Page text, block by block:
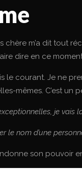
chère m’a dit tout
dire en ce
le courant. Je ne
mêmes. C’est
je vais
le nom d’une
son pouvoir